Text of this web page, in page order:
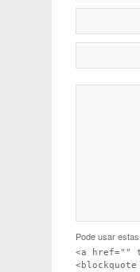
Pode usar
<a href=""